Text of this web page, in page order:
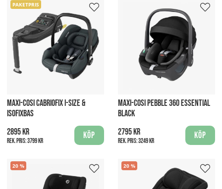
PAKETPRIS
MAXI-COSI CABRIOFIX I-SIZE &
ISOFIXBAS
2895 kr
Rek. pris:3799 kr
Köp
MAXI-COSI PEBBLE 360 ESSENTIAL
BLACK
2795 kr
Rek. pris:3249 kr
Köp
20 20